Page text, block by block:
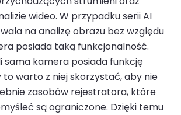
wideo. W przypadku serii AI
na analizę obrazu bez względu
posiada taką funkcjonalność.
sama kamera posiada funkcję
warto z niej skorzystać, aby nie
zasobów rejestratora, które
są ograniczone. Dzięki temu